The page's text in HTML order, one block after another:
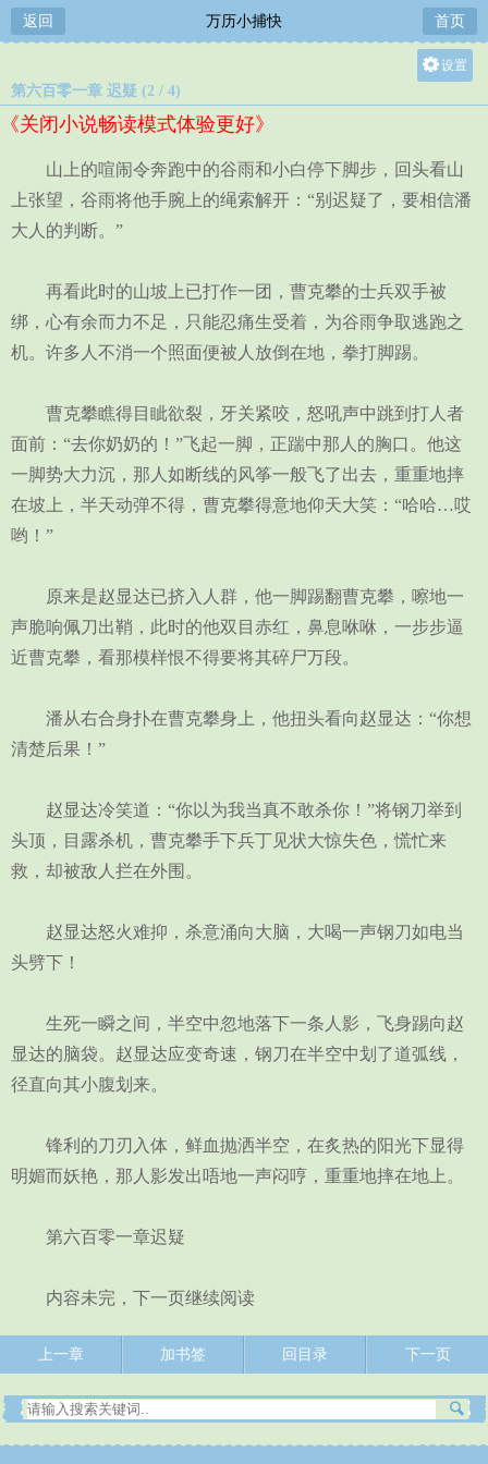
返回 万历小捕快 首页
设置
中
小
第六百零一章 迟疑 (2 / 4)
《关闭小说畅读模式体验更好》
山上的喧闹令奔跑中的谷雨和小白停下脚步，回头看山
上张望，谷雨将他手腕上的绳索解开：“别迟疑了，要相信潘
大人的判断。”
再看此时的山坡上已打作一团，曹克攀的士兵双手被
绑，心有余而力不足，只能忍痛生受着，为谷雨争取逃跑之
机。许多人不消一个照面便被人放倒在地，拳打脚踢。
曹克攀瞧得目眦欲裂，牙关紧咬，怒吼声中跳到打人者
面前：“去你奶奶的！”飞起一脚，正踹中那人的胸口。他这
一脚势大力沉，那人如断线的风筝一般飞了出去，重重地摔
在坡上，半天动弹不得，曹克攀得意地仰天大笑：“哈哈…哎
哟！”
原来是赵显达已挤入人群，他一脚踢翻曹克攀，嚓地一
声脆响佩刀出鞘，此时的他双目赤红，鼻息咻咻，一步步逼
近曹克攀，看那模样恨不得要将其碎尸万段。
潘从右合身扑在曹克攀身上，他扭头看向赵显达：“你想
清楚后果！”
赵显达冷笑道：“你以为我当真不敢杀你！”将钢刀举到
头顶，目露杀机，曹克攀手下兵丁见状大惊失色，慌忙来
救，却被敌人拦在外围。
赵显达怒火难抑，杀意涌向大脑，大喝一声钢刀如电当
头劈下！
生死一瞬之间，半空中忽地落下一条人影，飞身踢向赵
显达的脑袋。赵显达应变奇速，钢刀在半空中划了道弧线，
径直向其小腹划来。
锋利的刀刃入体，鲜血抛洒半空，在炙热的阳光下显得
明媚而妖艳，那人影发出唔地一声闷哼，重重地摔在地上。
第六百零一章迟疑
内容未完，下一页继续阅读
上一章 加书签 回目录 下一页